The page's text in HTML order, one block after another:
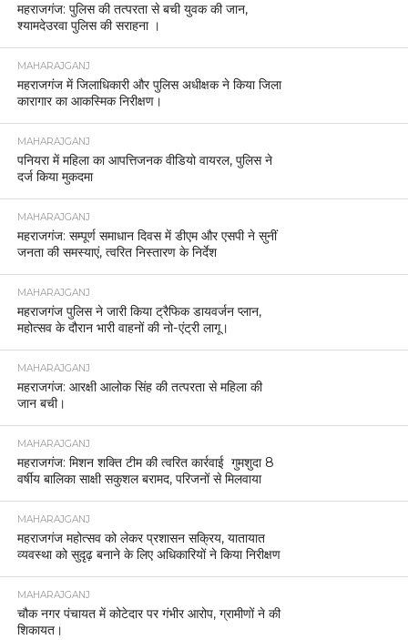
महराजगंज: पुलिस की तत्परता से बची युवक की जान,
श्यामदेउरवा पुलिस की सराहना ।
MAHARAJGANJ
महराजगंज में जिलाधिकारी और पुलिस अधीक्षक ने किया जिला
कारागार का आकस्मिक निरीक्षण।
MAHARAJGANJ
पनियरा में महिला का आपत्तिजनक वीडियो वायरल, पुलिस ने
दर्ज किया मुकदमा
MAHARAJGANJ
महराजगंज: सम्पूर्ण समाधान दिवस में डीएम और एसपी ने सुनीं
जनता की समस्याएं, त्वरित निस्तारण के निर्देश
MAHARAJGANJ
महराजगंज पुलिस ने जारी किया ट्रैफिक डायवर्जन प्लान,
महोत्सव के दौरान भारी वाहनों की नो-एंट्री लागू।
MAHARAJGANJ
महराजगंज: आरक्षी आलोक सिंह की तत्परता से महिला की
जान बची।
MAHARAJGANJ
महराजगंज: मिशन शक्ति टीम की त्वरित कार्रवाई गुमशुदा 8
वर्षीय बालिका साक्षी सकुशल बरामद, परिजनों से मिलवाया
MAHARAJGANJ
महराजगंज महोत्सव को लेकर प्रशासन सक्रिय, यातायात
व्यवस्था को सुदृढ़ बनाने के लिए अधिकारियों ने किया निरीक्षण
MAHARAJGANJ
चौक नगर पंचायत में कोटेदार पर गंभीर आरोप, ग्रामीणों ने की
शिकायत।